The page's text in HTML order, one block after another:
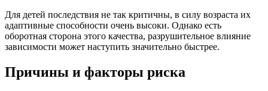
Для детей последствия не так критичны, в силу возраста их
адаптивные способности очень высоки. Однако есть
оборотная сторона этого качества, разрушительное влияние
зависимости может наступить значительно быстрее.
Причины и факторы риска